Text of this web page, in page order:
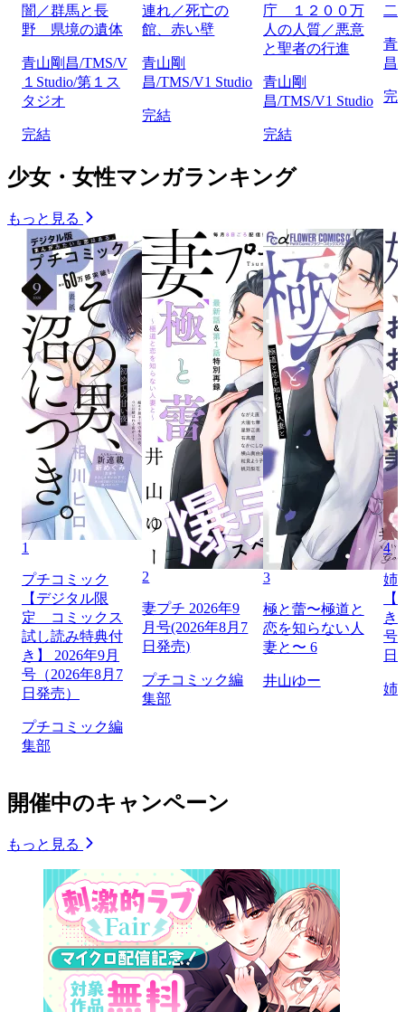
闇／群馬と長
野 県境の遺体
青山剛昌/TMS/V
１Studio/第１ス
タジオ
完結
連れ／死亡の
館、赤い壁
青山剛
昌/TMS/V1 Studio
完結
庁 １２００万
人の人質／悪意
と聖者の行進
青山剛
昌/TMS/V1 Studio
完結
二
青
昌
完
少女・女性マンガランキング
もっと見る
1
プチコミック
【デジタル限
定 コミックス
試し読み特典付
き】 2026年9月
号（2026年8月7
日発売）
プチコミック編
集部
2
妻プチ 2026年9
月号(2026年8月7
日発売)
プチコミック編
集部
3
極と蕾〜極道と
恋を知らない人
妻と〜 6
井山ゆー
4
姉
き
号
日
姉
開催中のキャンペーン
もっと見る